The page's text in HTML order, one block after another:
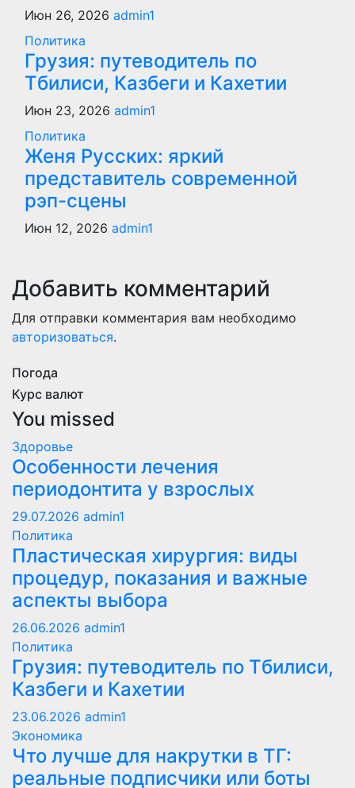
Июн 26, 2026 admin1
Политика
Грузия: путеводитель по
Тбилиси, Казбеги и Кахетии
Июн 23, 2026 admin1
Политика
Женя Русских: яркий
представитель современной
рэп-сцены
Июн 12, 2026 admin1
Добавить комментарий
Для отправки комментария вам необходимо
авторизоваться.
Погода
Курс валют
You missed
Здоровье
Особенности лечения
периодонтита у взрослых
29.07.2026 admin1
Политика
Пластическая хирургия: виды
процедур, показания и важные
аспекты выбора
26.06.2026 admin1
Политика
Грузия: путеводитель по Тбилиси,
Казбеги и Кахетии
23.06.2026 admin1
Экономика
Что лучше для накрутки в ТГ:
реальные подписчики или боты